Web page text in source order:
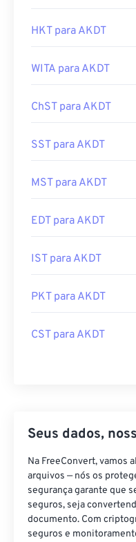
HKT para AKDT
WITA para AKDT
ChST para AKDT
SST para AKDT
MST para AKDT
EDT para AKDT
IST para AKDT
PKT para AKDT
CST para AKDT
Seus dados,
Na FreeConvert, vamos
arquivos — nós os
segurança garante que
seguros, seja
documento. Com
seguros e